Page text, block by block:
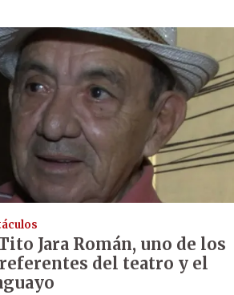
Jara Román, uno de los
del teatro y el